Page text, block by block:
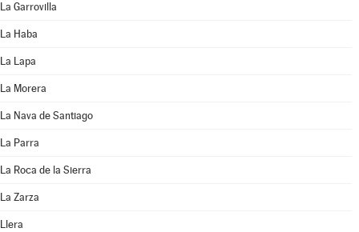
La Garrovilla
La Haba
La Lapa
La Morera
La Nava de Santiago
La Parra
La Roca de la Sierra
La Zarza
Llera